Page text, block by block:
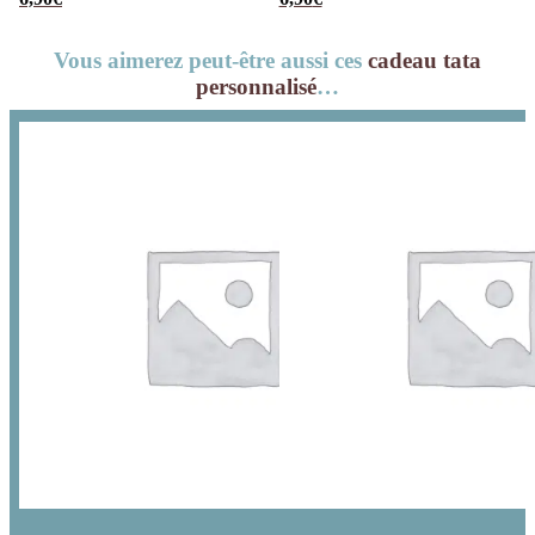
Collection arc-en-
Collection florale
Vous aimerez peut-être aussi ces cadeau tata
personnalisé…